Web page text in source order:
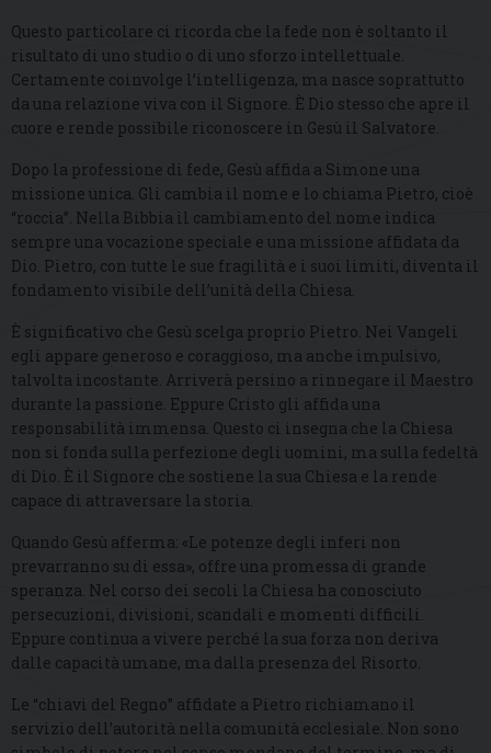
Questo particolare ci ricorda che la fede non è soltanto il
risultato di uno studio o di uno sforzo intellettuale.
Certamente coinvolge l’intelligenza, ma nasce soprattutto
da una relazione viva con il Signore. È Dio stesso che apre il
cuore e rende possibile riconoscere in Gesù il Salvatore.
Dopo la professione di fede, Gesù affida a Simone una
missione unica. Gli cambia il nome e lo chiama Pietro, cioè
“roccia”. Nella Bibbia il cambiamento del nome indica
sempre una vocazione speciale e una missione affidata da
Dio. Pietro, con tutte le sue fragilità e i suoi limiti, diventa il
fondamento visibile dell’unità della Chiesa.
È significativo che Gesù scelga proprio Pietro. Nei Vangeli
egli appare generoso e coraggioso, ma anche impulsivo,
talvolta incostante. Arriverà persino a rinnegare il Maestro
durante la passione. Eppure Cristo gli affida una
responsabilità immensa. Questo ci insegna che la Chiesa
non si fonda sulla perfezione degli uomini, ma sulla fedeltà
di Dio. È il Signore che sostiene la sua Chiesa e la rende
capace di attraversare la storia.
Quando Gesù afferma: «Le potenze degli inferi non
prevarranno su di essa», offre una promessa di grande
speranza. Nel corso dei secoli la Chiesa ha conosciuto
persecuzioni, divisioni, scandali e momenti difficili.
Eppure continua a vivere perché la sua forza non deriva
dalle capacità umane, ma dalla presenza del Risorto.
Le “chiavi del Regno” affidate a Pietro richiamano il
servizio dell’autorità nella comunità ecclesiale. Non sono